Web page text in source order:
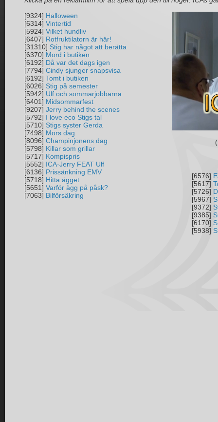
[9324] Halloween
[6314] Vintertid
[5924] Vilket hundliv
[6407] Rotfruktilatorn är här!
[31310] Stig har något att berätta
[6370] Mord i butiken
[6192] Då var det dags igen
[7794] Cindy sjunger snapsvisa
[6192] Tomt i butiken
[6026] Stig på semester
[5942] Ulf och sommarjobbarna
[6401] Midsommarfest
[9207] Jerry behind the scenes
[5792] I love eco Stigs tal
[5710] Stigs syster Gerda
[7498] Mors dag
[8096] Champinjonens dag
[5798] Killar som grillar
[5717] Kompispris
[5552] ICA-Jerry FEAT Ulf
[6136] Prissänkning EMV
[5718] Hitta ägget
[5651] Varför ägg på påsk?
[7063] Bilförsäkring
[6576]
[5617]
[5726]
[5967]
[9372]
[9385]
[6170]
[5938]